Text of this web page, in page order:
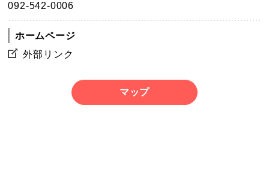
092-542-0006
ホームページ
外部リンク
マップ